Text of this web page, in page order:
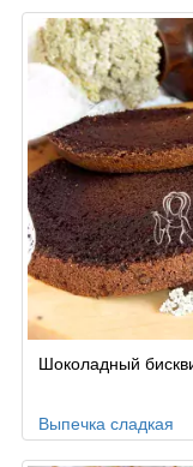
Шоколадный
Выпечка сладкая